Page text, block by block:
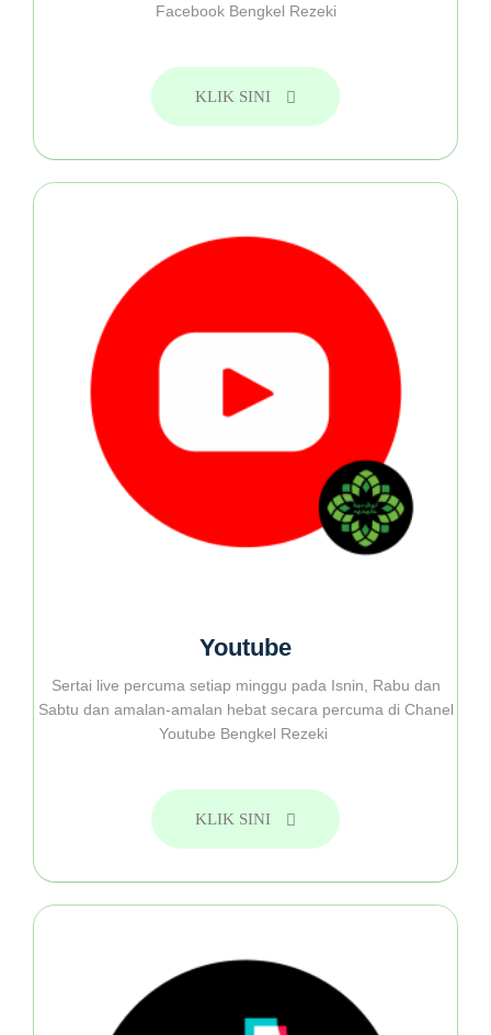
Facebook Bengkel Rezeki
KLIK SINI
Youtube
Sertai live percuma setiap minggu pada Isnin, Rabu dan
Sabtu dan amalan-amalan hebat secara percuma di Chanel
Youtube Bengkel Rezeki
KLIK SINI